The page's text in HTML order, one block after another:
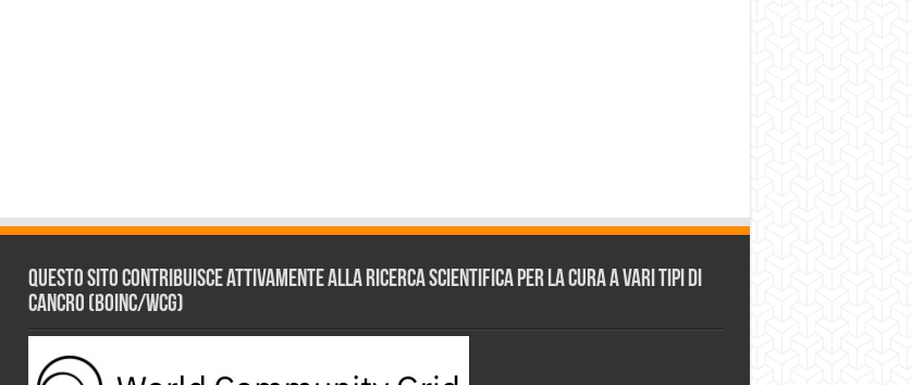
Questo sito contribuisce attivamente alla ricerca scientifica per la cura a vari tipi di
Cancro (BOINC/WCG)